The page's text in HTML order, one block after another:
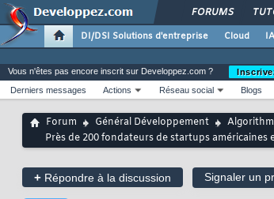
FORUMS
DI/DSI Solutions d'entreprise Cloud IA
Vous n'êtes pas encore inscrit sur Developpez.com ?
Derniers messages
Actions Réseau social Blogs
Forum Général Développement
Près de 200 fondateurs de startups
+ Répondre à la discussion Signaler un